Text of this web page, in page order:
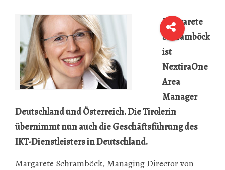
Margarete
Schramböck
ist
NextiraOne
Area
Manager
Deutschland und Österreich. Die Tirolerin
übernimmt nun auch die Geschäftsführung des
IKT-Dienstleisters in Deutschland.
Margarete Schramböck, Managing Director von